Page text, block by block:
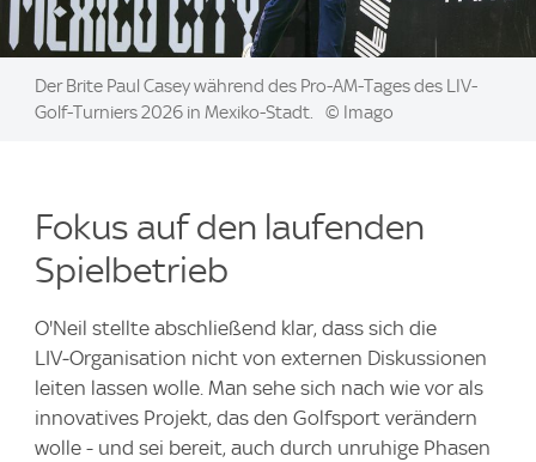
Image:
Der Brite Paul Casey während des Pro-AM-Tages des LIV-
Golf-Turniers 2026 in Mexiko-Stadt.
© Imago
Fokus auf den laufenden
Spielbetrieb
O'Neil stellte abschließend klar, dass sich die
LIV‑Organisation nicht von externen Diskussionen
leiten lassen wolle. Man sehe sich nach wie vor als
innovatives Projekt, das den Golfsport verändern
wolle - und sei bereit, auch durch unruhige Phasen